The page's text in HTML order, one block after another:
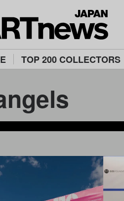
TOP 200 COLLECTORS